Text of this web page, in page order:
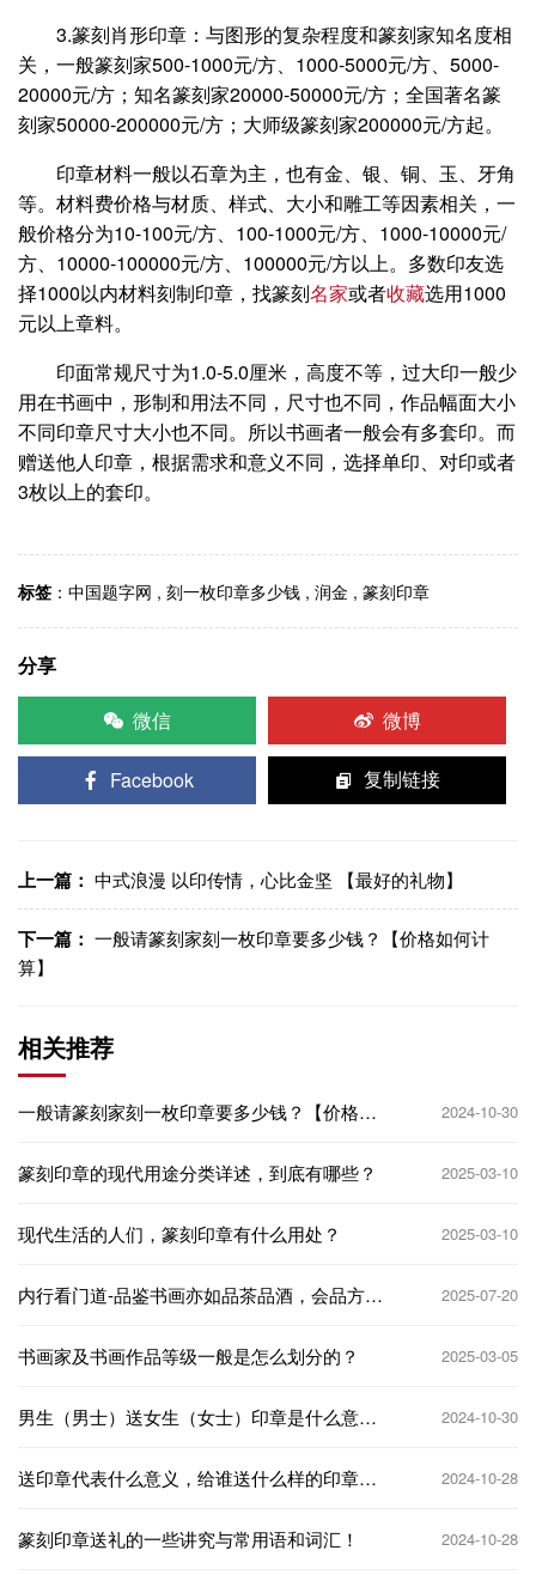
3.篆刻肖形印章：与图形的复杂程度和篆刻家知名度相
关，一般篆刻家500-1000元/方、1000-5000元/方、5000-
20000元/方；知名篆刻家20000-50000元/方；全国著名篆
刻家50000-200000元/方；大师级篆刻家200000元/方起。
印章材料一般以石章为主，也有金、银、铜、玉、牙角
等。材料费价格与材质、样式、大小和雕工等因素相关，一
般价格分为10-100元/方、100-1000元/方、1000-10000元/
方、10000-100000元/方、100000元/方以上。多数印友选
择1000以内材料刻制印章，找篆刻名家或者收藏选用1000
元以上章料。
印面常规尺寸为1.0-5.0厘米，高度不等，过大印一般少
用在书画中，形制和用法不同，尺寸也不同，作品幅面大小
不同印章尺寸大小也不同。所以书画者一般会有多套印。而
赠送他人印章，根据需求和意义不同，选择单印、对印或者
3枚以上的套印。
标签 ： 中国题字网 , 刻一枚印章多少钱 , 润金 , 篆刻印章
分享
微信
微博
Facebook 复制链接
上一篇： 中式浪漫 以印传情，心比金坚 【最好的礼物】
下一篇： 一般请篆刻家刻一枚印章要多少钱？【价格如何计
算】
相关推荐
一般请篆刻家刻一枚印章要多少钱？【价格如
2024-10-30
篆刻印章的现代用途分类详述，到底有哪些？ 2025-03-10
现代生活的人们，篆刻印章有什么用处？ 2025-03-10
内行看门道-品鉴书画亦如品茶品酒，会品方得
2025-07-20
书画家及书画作品等级一般是怎么划分的？ 2025-03-05
男生（男士）送女生（女士）印章是什么意
2024-10-30
送印章代表什么意义，给谁送什么样的印章
2024-10-28
篆刻印章送礼的一些讲究与常用语和词汇！ 2024-10-28